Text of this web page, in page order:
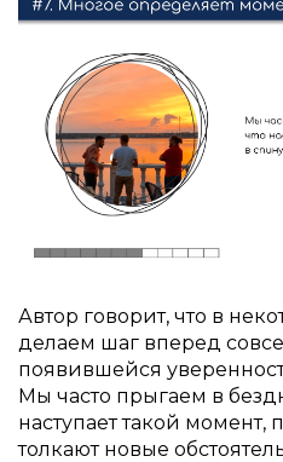
Автор говорит, что в
делаем шаг вперед
появившейся
Мы часто прыгаем в
наступает такой момент,
толкают новые